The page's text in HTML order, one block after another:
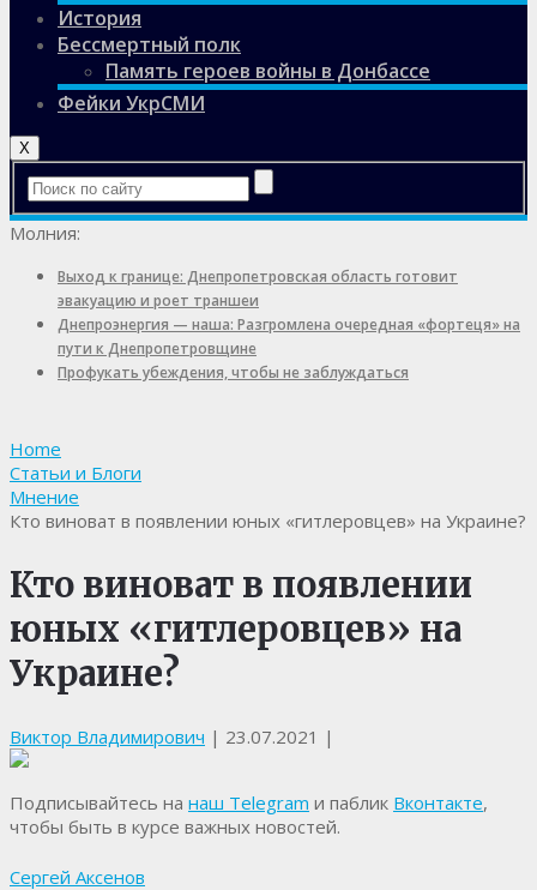
История
Бессмертный полк
Память героев войны в Донбассе
Фейки УкрСМИ
X
Молния:
Выход к границе: Днепропетровская область готовит
эвакуацию и роет траншеи
Днепроэнергия — наша: Разгромлена очередная «фортеця» на
пути к Днепропетровщине
Профукать убеждения, чтобы не заблуждаться
Home
Статьи и Блоги
Мнение
Кто виноват в появлении юных «гитлеровцев» на Украине?
Кто виноват в появлении
юных «гитлеровцев» на
Украине?
Виктор Владимирович | 23.07.2021 |
Подписывайтесь на наш Telegram и паблик Вконтакте,
чтобы быть в курсе важных новостей.
Сергей Аксенов